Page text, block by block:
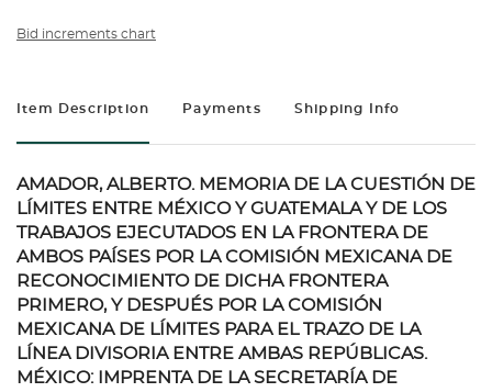
Bid increments chart
Item Description Payments Shipping Info
AMADOR, ALBERTO. MEMORIA DE LA CUESTIÓN DE
LÍMITES ENTRE MÉXICO Y GUATEMALA Y DE LOS
TRABAJOS EJECUTADOS EN LA FRONTERA DE
AMBOS PAÍSES POR LA COMISIÓN MEXICANA DE
RECONOCIMIENTO DE DICHA FRONTERA
PRIMERO, Y DESPUÉS POR LA COMISIÓN
MEXICANA DE LÍMITES PARA EL TRAZO DE LA
LÍNEA DIVISORIA ENTRE AMBAS REPÚBLICAS.
MÉXICO: IMPRENTA DE LA SECRETARÍA DE